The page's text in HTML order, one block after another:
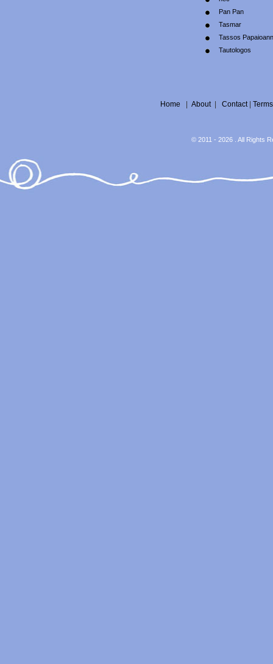
Pan Pan
Tasmar
Tassos
Tautologos
Home About| Contact| Terms
© 2011 - 2026 . All Rights